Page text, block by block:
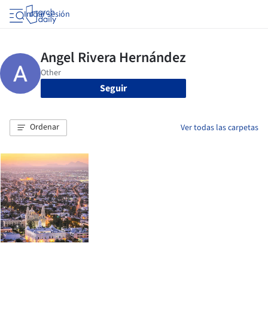
Iniciar sesión
Seguir
Ordenar Ver todas las carpetas